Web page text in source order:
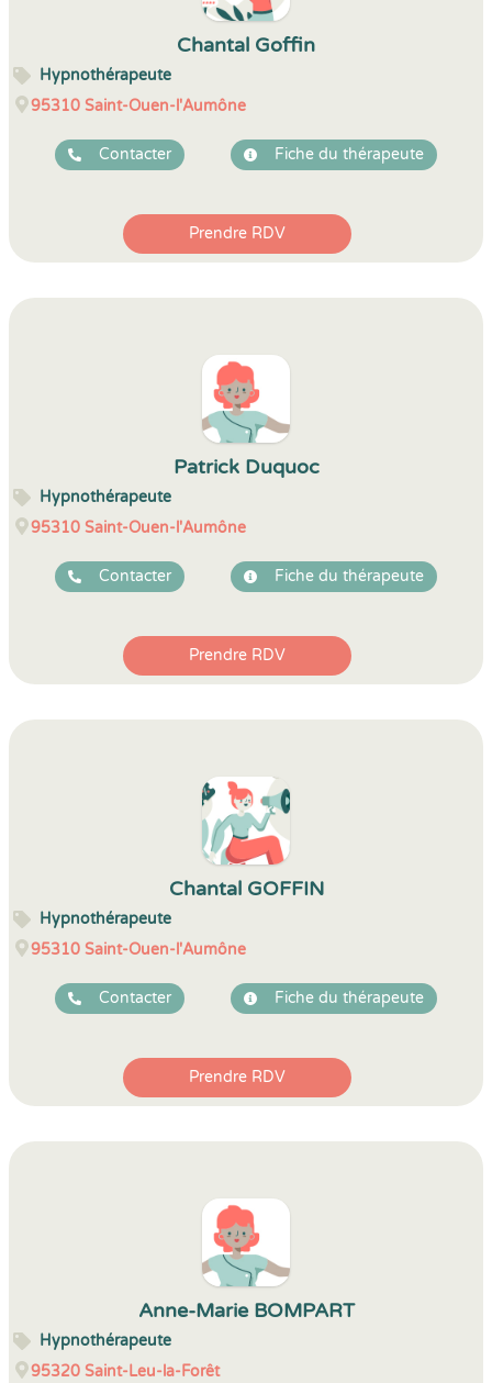
Chantal Goffin
Hypnothérapeute
95310 Saint-Ouen-l'Aumône
Contacter Fiche du thérapeute
Prendre RDV
Patrick Duquoc
Hypnothérapeute
95310 Saint-Ouen-l'Aumône
Contacter Fiche du thérapeute
Prendre RDV
Chantal GOFFIN
Hypnothérapeute
95310 Saint-Ouen-l'Aumône
Contacter Fiche du thérapeute
Prendre RDV
Anne-Marie BOMPART
Hypnothérapeute
95320 Saint-Leu-la-Forêt